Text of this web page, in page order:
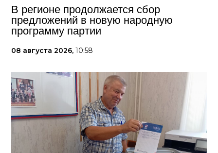
В регионе продолжается сбор
предложений в новую народную
программу партии
08 августа 2026, 10:58